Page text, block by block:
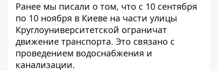
Ранее мы писали о том, что с 10 сентября
по 10 ноября в Киеве на части улицы
Круглоуниверситетской ограничат
движение транспорта. Это связано с
проведением водоснабжения и
канализации.